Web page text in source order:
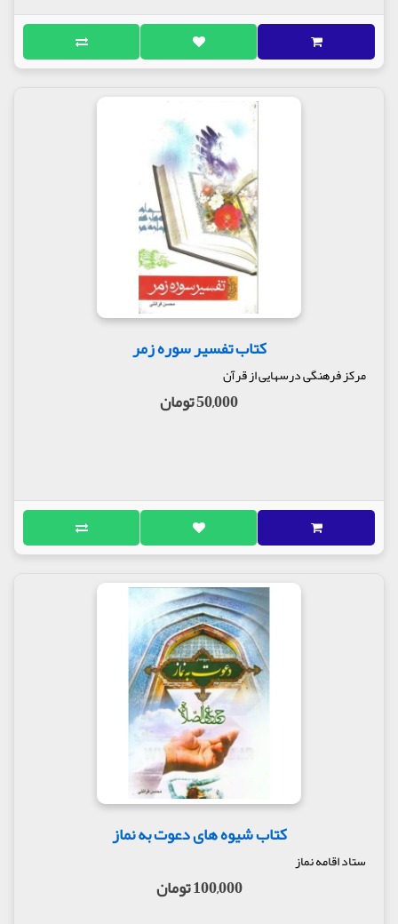
کتاب تفسیر سوره زمر
مرکز فرهنگی درسهایی از قرآن
50,000 تومان
کتاب شیوه های دعوت به نماز
ستاد اقامه نماز
100,000 تومان